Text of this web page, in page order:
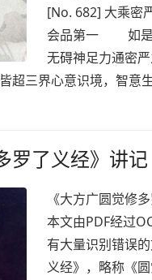
[No. 682] 大乘
会品第一 如是
无碍神足力通密
超三界心意识境，智意
罗了义经》讲记
《大方广圆觉修
本文由PDF经过
有大量识别错误
义经》，略称《